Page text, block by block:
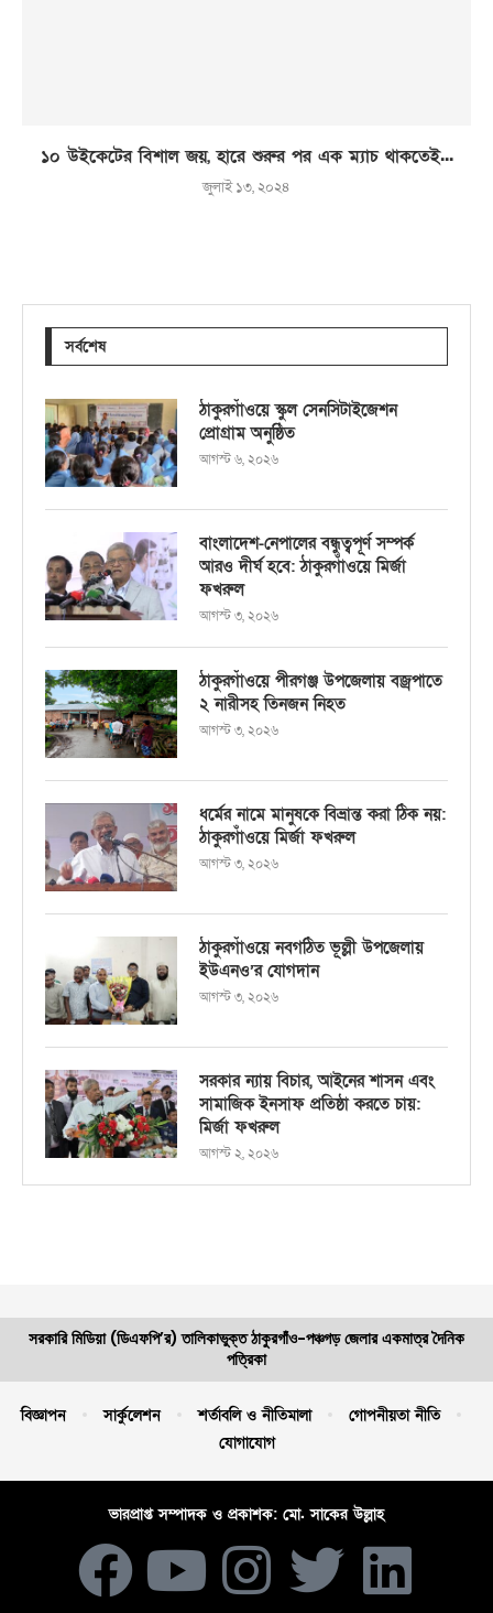
১০ উইকেটের বিশাল জয়, হারে শুরুর পর এক ম্যাচ থাকতেই...
জুলাই ১৩, ২০২৪
সর্বশেষ
ঠাকুরগাঁওয়ে স্কুল সেনসিটাইজেশন
প্রোগ্রাম অনুষ্ঠিত
আগস্ট ৬, ২০২৬
বাংলাদেশ-নেপালের বন্ধুত্বপূর্ণ সম্পর্ক
আরও দীর্ঘ হবে: ঠাকুরগাঁওয়ে মির্জা
ফখরুল
আগস্ট ৩, ২০২৬
ঠাকুরগাঁওয়ে পীরগঞ্জ উপজেলায় বজ্রপাতে
২ নারীসহ তিনজন নিহত
আগস্ট ৩, ২০২৬
ধর্মের নামে মানুষকে বিভ্রান্ত করা ঠিক নয়:
ঠাকুরগাঁওয়ে মির্জা ফখরুল
আগস্ট ৩, ২০২৬
ঠাকুরগাঁওয়ে নবগঠিত ভূল্লী উপজেলায়
ইউএনও’র যোগদান
আগস্ট ৩, ২০২৬
সরকার ন্যায় বিচার, আইনের শাসন এবং
সামাজিক ইনসাফ প্রতিষ্ঠা করতে চায়:
মির্জা ফখরুল
আগস্ট ২, ২০২৬
সরকারি মিডিয়া (ডিএফপি’র) তালিকাভুক্ত ঠাকুরগাঁও-পঞ্চগড় জেলার একমাত্র দৈনিক
পত্রিকা
বিজ্ঞাপন সার্কুলেশন শর্তাবলি ও নীতিমালা
গোপনীয়তা নীতি
যোগাযোগ
ভারপ্রাপ্ত সম্পাদক ও প্রকাশক: মো. সাকের উল্লাহ